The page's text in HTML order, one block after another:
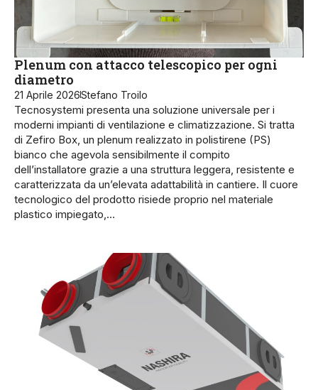
Plenum con attacco telescopico per ogni
diametro
21 Aprile 2026Stefano Troilo
Tecnosystemi presenta una soluzione universale per i
moderni impianti di ventilazione e climatizzazione. Si tratta
di Zefiro Box, un plenum realizzato in polistirene (PS)
bianco che agevola sensibilmente il compito
dell’installatore grazie a una struttura leggera, resistente e
caratterizzata da un’elevata adattabilità in cantiere. Il cuore
tecnologico del prodotto risiede proprio nel materiale
plastico impiegato,…